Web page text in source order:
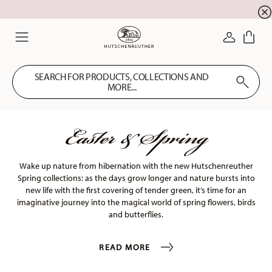
Summer SALE! Get EXTRA 5% OFF and
LOGIN
SEARCH FOR PRODUCTS, COLLECTIONS AND
MORE...
Easter & Spring
Wake up nature from hibernation with the new Hutschenreuther
Spring collections: as the days grow longer and nature bursts into
new life with the first covering of tender green, it’s time for an
imaginative journey into the magical world of spring flowers, birds
and butterflies.
READ MORE